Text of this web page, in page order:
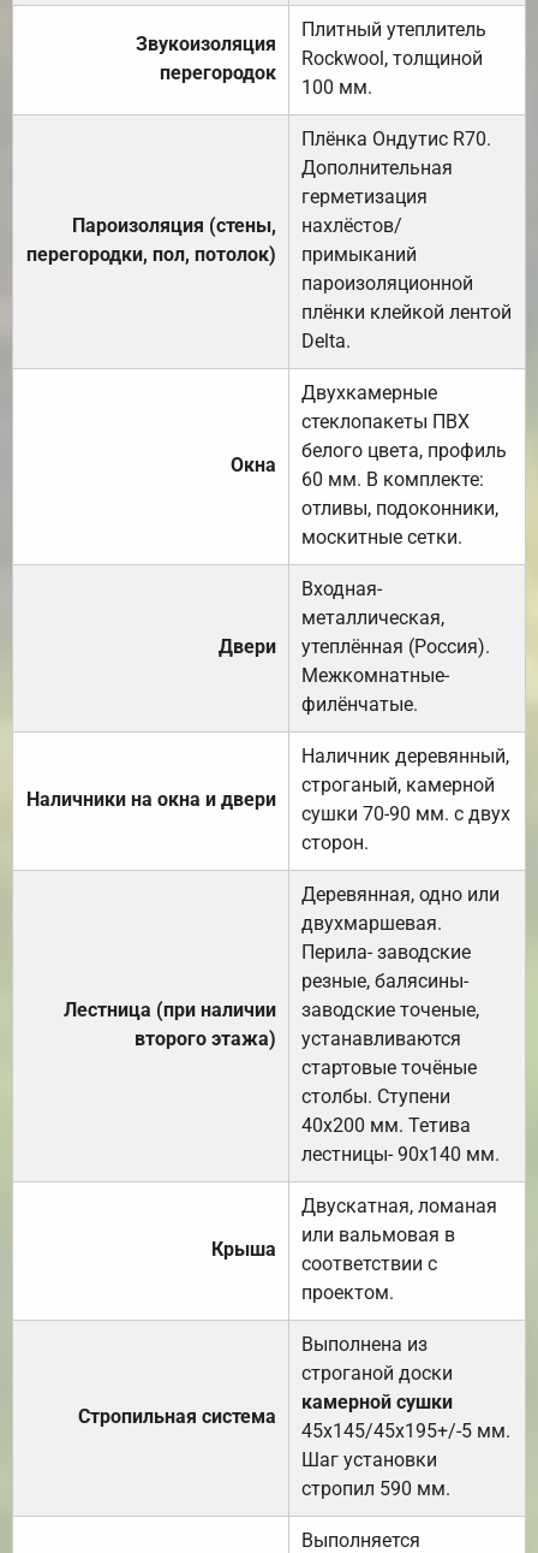
Звукоизоляция
перегородок
Плитный утеплитель
Rockwool, толщиной
100 мм.
Пароизоляция (стены,
перегородки, пол, потолок)
Плёнка Ондутис R70.
Дополнительная
герметизация
нахлёстов/
примыканий
пароизоляционной
плёнки клейкой лентой
Delta.
Окна
Двухкамерные
стеклопакеты ПВХ
белого цвета, профиль
60 мм. В комплекте:
отливы, подоконники,
москитные сетки.
Двери
Входная-
металлическая,
утеплённая (Россия).
Межкомнатные-
филёнчатые.
Наличники на окна и двери
Наличник деревянный,
строганый, камерной
сушки 70-90 мм. с двух
сторон.
Лестница (при наличии
второго этажа)
Деревянная, одно или
двухмаршевая.
Перила- заводские
резные, балясины-
заводские точеные,
устанавливаются
стартовые точёные
столбы. Ступени
40х200 мм. Тетива
лестницы- 90х140 мм.
Крыша
Двускатная, ломаная
или вальмовая в
соответствии с
проектом.
Стропильная система
Выполнена из
строганой доски
камерной сушки
45х145/45х195+/-5 мм.
Шаг установки
стропил 590 мм.
Выполняется